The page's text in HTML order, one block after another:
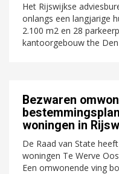
Het Rijswijkse
onlangs een langjarige
2.100 m2 en 28
kantoorgebouw the Den
Bezwaren
woningen in
De Raad van State
woningen Te Werve
Een omwonende ving